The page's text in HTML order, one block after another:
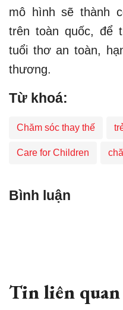
mô hình sẽ thành
trên toàn quốc, để
tuổi thơ an toàn,
thương.
Từ khoá:
Chăm sóc thay thế
Care for Children
Bình luận
Tin liên quan